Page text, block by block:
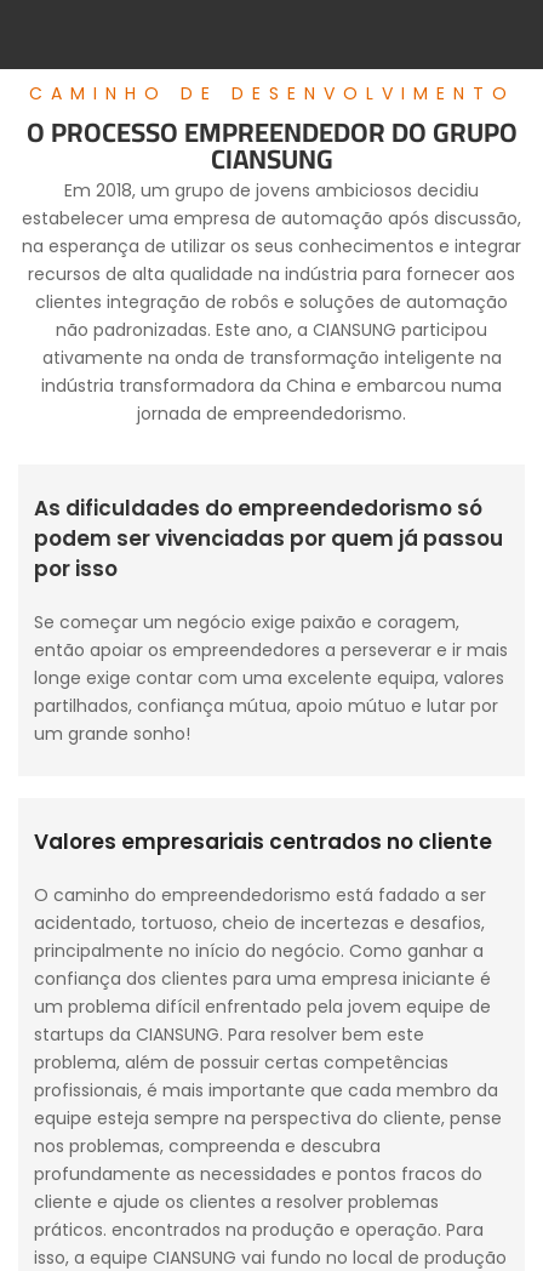
CAMINHO DE DESENVOLVIMENTO
O PROCESSO EMPREENDEDOR DO GRUPO
CIANSUNG
Em 2018, um grupo de jovens ambiciosos decidiu
estabelecer uma empresa de automação após discussão,
na esperança de utilizar os seus conhecimentos e integrar
recursos de alta qualidade na indústria para fornecer aos
clientes integração de robôs e soluções de automação
não padronizadas. Este ano, a CIANSUNG participou
ativamente na onda de transformação inteligente na
indústria transformadora da China e embarcou numa
jornada de empreendedorismo.
As dificuldades do empreendedorismo só
podem ser vivenciadas por quem já passou
por isso
Se começar um negócio exige paixão e coragem,
então apoiar os empreendedores a perseverar e ir mais
longe exige contar com uma excelente equipa, valores
partilhados, confiança mútua, apoio mútuo e lutar por
um grande sonho!
Valores empresariais centrados no cliente
O caminho do empreendedorismo está fadado a ser
acidentado, tortuoso, cheio de incertezas e desafios,
principalmente no início do negócio. Como ganhar a
confiança dos clientes para uma empresa iniciante é
um problema difícil enfrentado pela jovem equipe de
startups da CIANSUNG. Para resolver bem este
problema, além de possuir certas competências
profissionais, é mais importante que cada membro da
equipe esteja sempre na perspectiva do cliente, pense
nos problemas, compreenda e descubra
profundamente as necessidades e pontos fracos do
cliente e ajude os clientes a resolver problemas
práticos. encontrados na produção e operação. Para
isso, a equipe CIANSUNG vai fundo no local de produção